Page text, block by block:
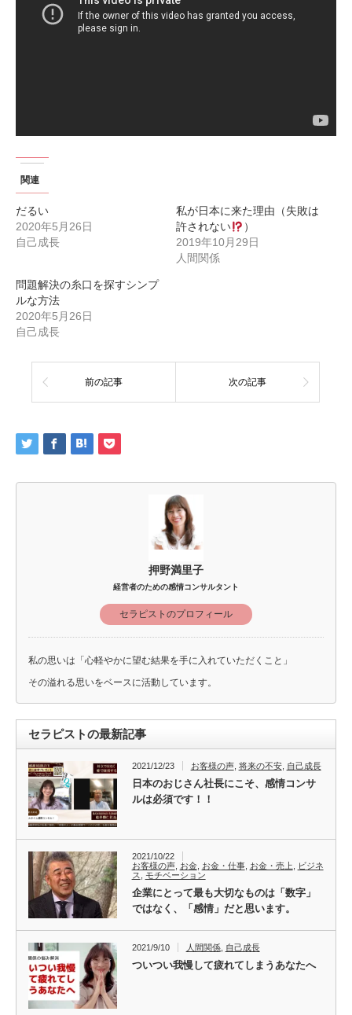
関連
だるい
2020年5月26日
自己成長
私が日本に来た理由（失敗は
許されない
）
2019年10月29日
人間関係
問題解決の糸口を探すシンプ
ルな方法
2020年5月26日
自己成長
前の記事 次の記事
押野満里子
経営者のための感情コンサルタント
セラピストのプロフィール
私の思いは「心軽やかに望む結果を手に入れていただくこと」
その溢れる思いをベースに活動しています。
セラピストの最新記事
2021/12/23 お客様の声, 将来の不安, 自己成長
日本のおじさん社長にこそ、感情コンサ
ルは必須です！！
2021/10/22
お客様の声, お金, お金・仕事, お金・売上
ビジネ
ス
モチベーション
企業にとって最も大切なものは「数字」
ではなく、「感情」だと思います。
2021/9/10 人間関係, 自己成長
ついつい我慢して疲れてしまうあなたへ